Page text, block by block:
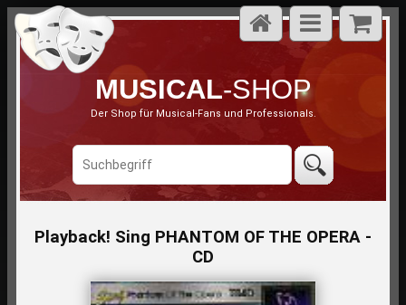
MUSICAL-SHOP
Der Shop für Musical-Fans und Professionals.
Playback! Sing PHANTOM OF THE OPERA -
CD